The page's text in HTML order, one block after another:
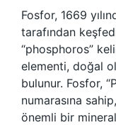
Fosfor, 1669
tarafından
“phosphoros”
elementi, doğal
bulunur. Fosfor,
numarasına
önemli bir